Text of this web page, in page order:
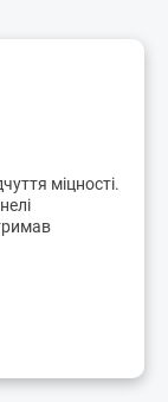
міцності.